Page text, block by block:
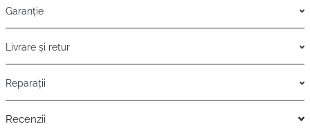
Garanție
Livrare și retur
Reparații
Recenzii